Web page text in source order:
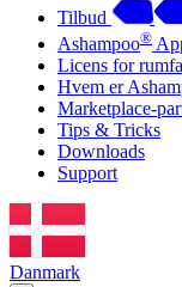
Tilbud
Ashampoo®
Licens for
Hvem er
Marketplace-
Tips & Tricks
Downloads
Support
Danmark